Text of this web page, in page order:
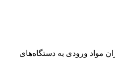
مواد ورودی به دستگاه‌های